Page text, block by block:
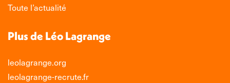
Toute l’actualité
Plus de Léo Lagrange
leolagrange.org
leolagrange-recrute.fr